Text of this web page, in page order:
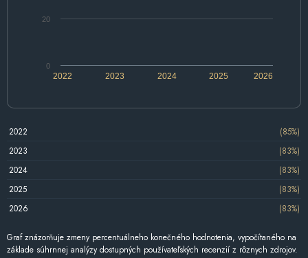
2022 2024 2026
2023 2025
0
20
2022
(85%)
2023
(83%)
2024
(83%)
2025
(83%)
2026
(83%)
Graf znázorňuje zmeny percentuálneho konečného hodnotenia, vypočítaného na
základe súhrnnej analýzy dostupných používateľských recenzií z rôznych zdrojov.